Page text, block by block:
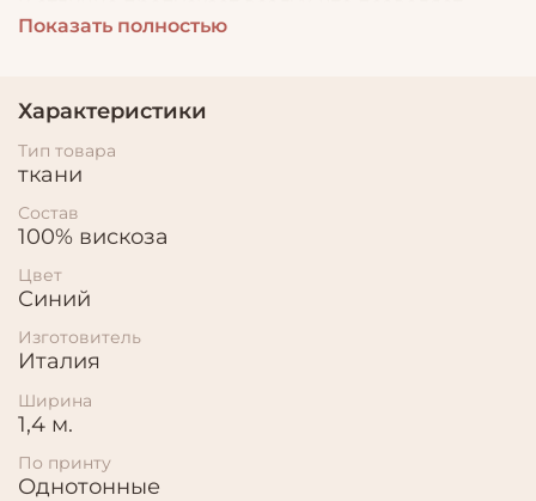
шить из него летнюю и детскую одежду. Он
Показать полностью
Характеристики
Тип товара
ткани
Состав
100% вискоза
Цвет
Синий
Изготовитель
Италия
Ширина
1,4 м.
По принту
Однотонные